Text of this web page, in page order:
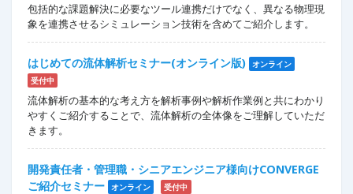
包括的な課題解決に必要なツール連携だけでなく、異なる物理現
象を連携させるシミュレーション技術を含めてご紹介します。
はじめての流体解析セミナー(オンライン版)
オンライン
受付中
流体解析の基本的な考え方を解析事例や解析作業例と共にわかり
やすくご紹介することで、流体解析の全体像をご理解していただ
きます。
開発責任者・管理職・シニアエンジニア様向けCONVERGE
ご紹介セミナー
オンライン 受付中